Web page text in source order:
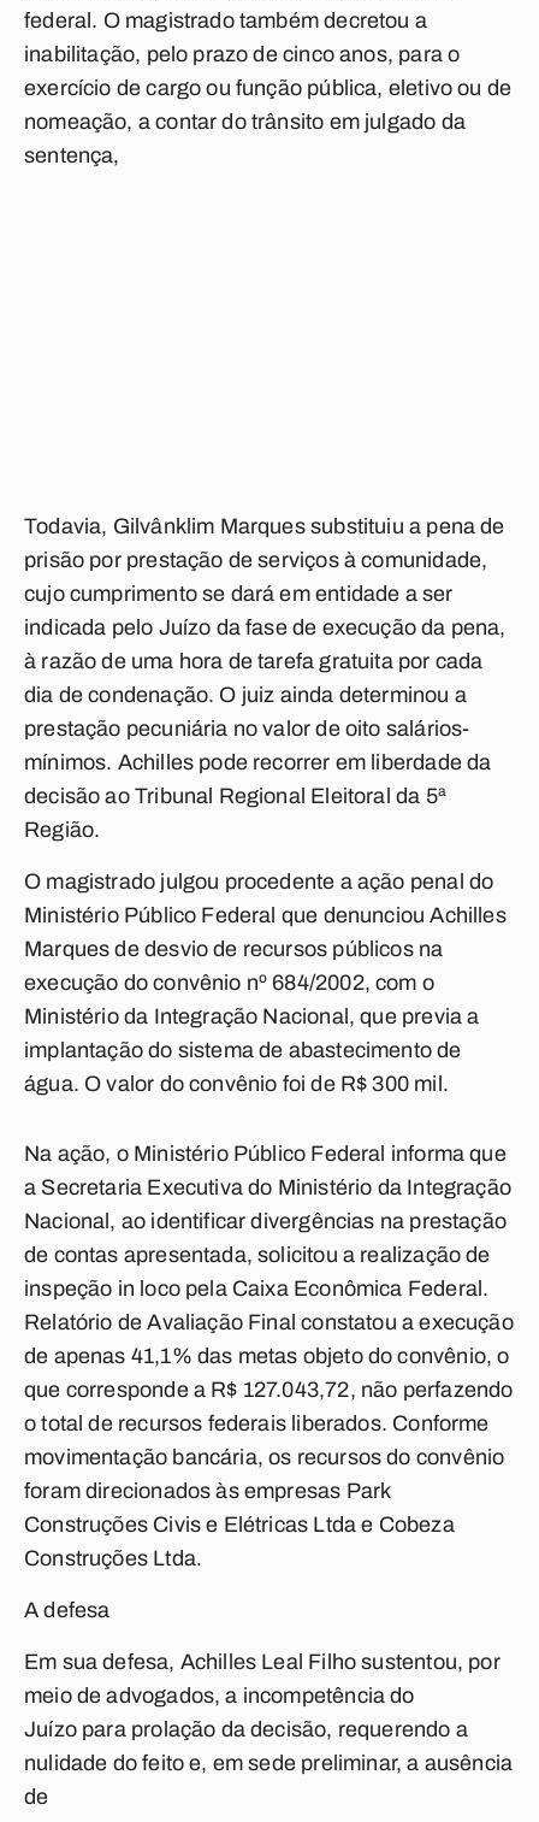
federal. O magistrado também decretou a
inabilitação, pelo prazo de cinco anos, para o
exercício de cargo ou função pública, eletivo ou de
nomeação, a contar do trânsito em julgado da
sentença,
Todavia, Gilvânklim Marques substituiu a pena de
prisão por prestação de serviços à comunidade,
cujo cumprimento se dará em entidade a ser
indicada pelo Juízo da fase de execução da pena,
à razão de uma hora de tarefa gratuita por cada
dia de condenação. O juiz ainda determinou a
prestação pecuniária no valor de oito salários-
mínimos. Achilles pode recorrer em liberdade da
decisão ao Tribunal Regional Eleitoral da 5ª
Região.
O magistrado julgou procedente a ação penal do
Ministério Público Federal que denunciou Achilles
Marques de desvio de recursos públicos na
execução do convênio nº 684/2002, com o
Ministério da Integração Nacional, que previa a
implantação do sistema de abastecimento de
água. O valor do convênio foi de R$ 300 mil.
Na ação, o Ministério Público Federal informa que
a Secretaria Executiva do Ministério da Integração
Nacional, ao identificar divergências na prestação
de contas apresentada, solicitou a realização de
inspeção in loco pela Caixa Econômica Federal.
Relatório de Avaliação Final constatou a execução
de apenas 41,1% das metas objeto do convênio, o
que corresponde a R$ 127.043,72, não perfazendo
o total de recursos federais liberados. Conforme
movimentação bancária, os recursos do convênio
foram direcionados às empresas Park
Construções Civis e Elétricas Ltda e Cobeza
Construções Ltda.
A defesa
Em sua defesa, Achilles Leal Filho sustentou, por
meio de advogados, a incompetência do
Juízo para prolação da decisão, requerendo a
nulidade do feito e, em sede preliminar, a ausência
de